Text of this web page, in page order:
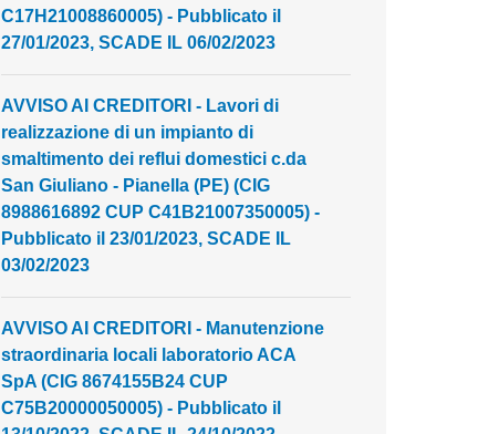
C17H21008860005) - Pubblicato il
27/01/2023, SCADE IL 06/02/2023
AVVISO AI CREDITORI - Lavori di
realizzazione di un impianto di
smaltimento dei reflui domestici c.da
San Giuliano - Pianella (PE) (CIG
8988616892 CUP C41B21007350005) -
Pubblicato il 23/01/2023, SCADE IL
03/02/2023
AVVISO AI CREDITORI - Manutenzione
straordinaria locali laboratorio ACA
SpA (CIG 8674155B24 CUP
C75B20000050005) - Pubblicato il